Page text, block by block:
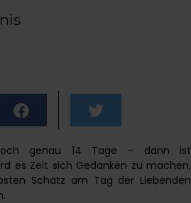
genau 14 Tage – dann ist
es Zeit sich Gedanken zu machen,
Schatz am Tag der Liebenden